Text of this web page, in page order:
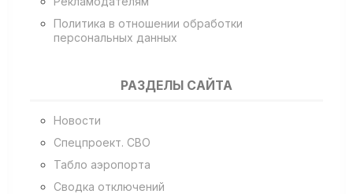
Политика в отношении обработки
персональных данных
РАЗДЕЛЫ САЙТА
Новости
Спецпроект. СВО
Табло аэропорта
Сводка отключений